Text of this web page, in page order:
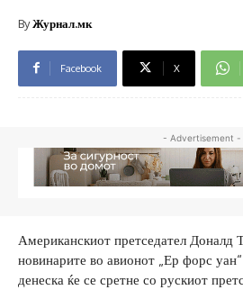
ByЖурнал.мк
Facebook X
- Advertisement -
Американскиот претседател Доналд
новинарите во авионот „Ер форс уан“
денеска ќе се сретне со рускиот